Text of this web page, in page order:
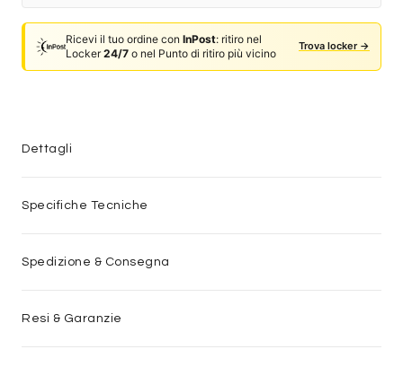
Ricevi il tuo ordine conInPost: ritiro nel
Locker24/7 o nel Punto di ritiro più vicino
Trova locker →
Dettagli
Specifiche Tecniche
Spedizione & Consegna
Resi & Garanzie